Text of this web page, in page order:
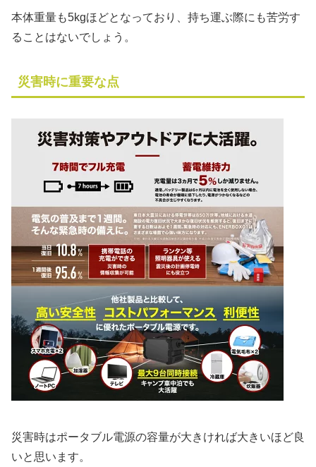
本体重量も5kgほどとなっており、持ち運ぶ際にも苦労す
ることはないでしょう。
災害時に重要な点
災害時はポータブル電源の容量が大きければ大きいほど良
いと思います。